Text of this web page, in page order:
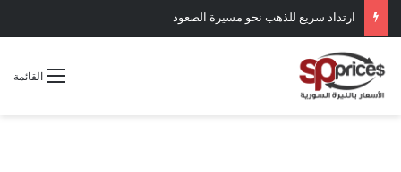
ارتداد سريع للذهب نحو مسيرة الصعود
القائمة